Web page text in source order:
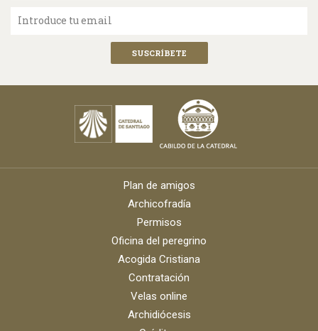
Introduce tu email
Plan de amigos
Archicofradía
Permisos
Oficina del peregrino
Acogida Cristiana
Contratación
Velas online
Archidiócesis